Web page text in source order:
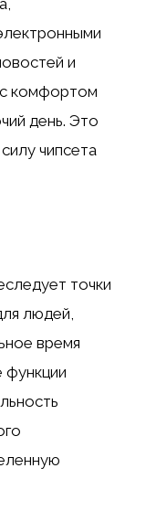
и
комфортом
день. Это
чипсета
точки
людей,
время